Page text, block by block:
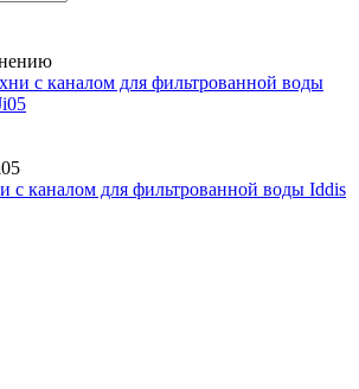
с каналом для фильтрованной воды Iddis